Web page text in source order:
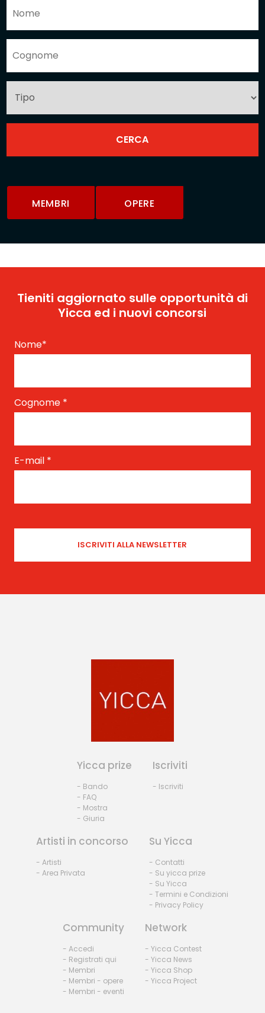
MEMBRI OPERE
Tieniti aggiornato sulle opportunità di
Yicca ed i nuovi concorsi
Nome*
Cognome *
E-mail *
Yicca prize
- Bando
- FAQ
- Mostra
- Giuria
Iscriviti
- Iscriviti
Artisti in concorso
- Artisti
- Area Privata
Su Yicca
- Contatti
- Su yicca prize
- Su Yicca
- Termini e Condizioni
- Privacy Policy
Community
- Accedi
- Registrati qui
- Membri
- Membri - opere
- Membri - eventi
Network
- Yicca Contest
- Yicca News
- Yicca Shop
- Yicca Project